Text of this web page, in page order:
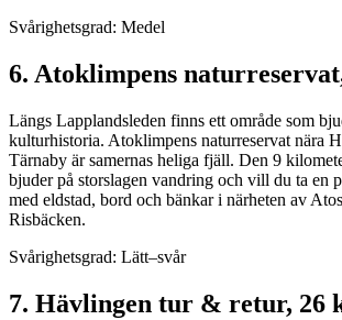
Svårighetsgrad: Medel
6. Atoklimpens
Längs Lapplandsleden finns ett område som
kulturhistoria. Atoklimpens naturreservat nära
Tärnaby är samernas heliga fjäll. Den 9
bjuder på storslagen vandring och vill du ta en
med eldstad, bord och bänkar i närheten av
Risbäcken.
Svårighetsgrad: Lätt–svår
7. Hävlingen tur & retur, 26